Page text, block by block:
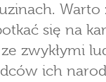
Warto
się na
zwykłymi
ich